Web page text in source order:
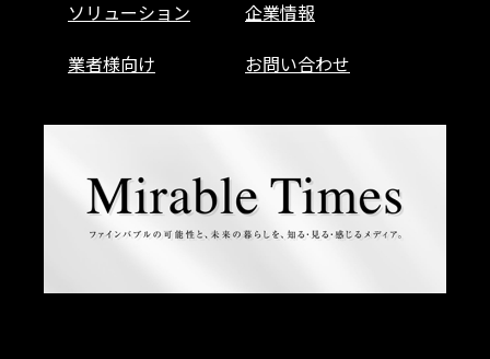
ソリューション
企業情報
業者様向け
お問い合わせ